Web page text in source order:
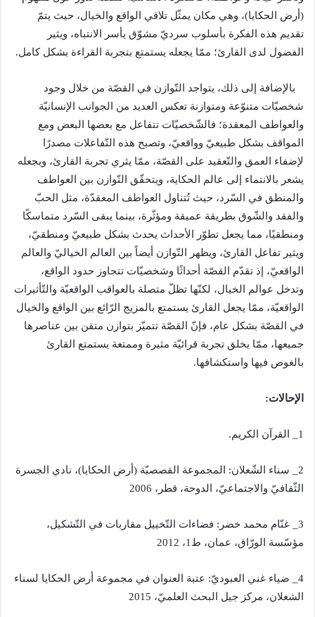
( أرض الحكايا)، وهي مكان يمثّل تلاقي الواقع والخيال، حيث يتمّ
تقديم هذه الفكرة بأسلوب سرديّ مشوّق يأسر الانتباه، ويثير
الفضول لدى القارئ؛ ممّا يجعله يستمتع بتجربة القراءة بشكل كامل.
بالإضافة إلى ذلك، يتواجد التّوازن في القصّة من خلال وجود
شخصيّات متنوّعة ومتوازنة تعكس العديد من الجوانب الإنسانيّة
والعواطف المعقدة؛ فالشّخصيّات تتفاعل مع بعضها البعض ومع
المواقف بشكل طبيعيّ وواقعيّ، وتصبح هذه التّفاعلات مصدرًا
لإضفاء العمق والتّعقيد على القصّة، ممّا يثري تجربة القارئ، ويجعله
يشعر بالانتماء إلى عالم الحكاية، ويتحقّق التّوازن بين العواطف
والمنطق في السّرد، حيث تُتناول العواطف المعقدّة، مثل الحبّ
والفقد والشّوق بطريقة عميقة ومؤثّرة، بينما يبقى السّرد متماسكًا
ومنطقيًا، مما يجعل تطوّر الأحداث يحدث بشكل طبيعيّ ومنطقيّ،
ويثير تفاعل القارئ، ويظهر التّوازن أيضاً بين العالم الخياليّ والعالم
الواقعيّ، إذ تقدّم القصّة أحداثًا وشخصيّات تتجاوز حدود الواقع،
وتدخل عوالم الخيال، لكنّها تظلّ متصلة بالعواقب الواقعيّة والتّأثيرات
الواقعيّة، ممّا يجعل القارئ يستمتع بالمزيج الرّائع بين الواقع والخيال
في القصّة بشكل عام، فإنّ القصّة تتميّز بتوازن متقن بين عناصرها
جميعها، ممّا يخلق تجربة قرائيّة مثيرة وممتعة يستمتع القارئ
بالغوص فيها واستكشافها.
الإحالات:
1_ القرآن الكريم.
2_ سناء الشّعلان: المجموعة القصصيّة ( أرض الحكايا)، نادي الجسرة
الثّقافيّ والاجتماعيّ، الدوحة، قطر،
3_ غنّام محمد خضر : فضاءات التّخييل مقاربات في التّشكيل،
مؤسّسة الورّاق، عمان، ط 1،
4_ ضياء غني العبوديّ: عتبة العنوان في مجموعة أرض الحكايا لسناء
الشعلان، مركز جيل البحث العلميّ،